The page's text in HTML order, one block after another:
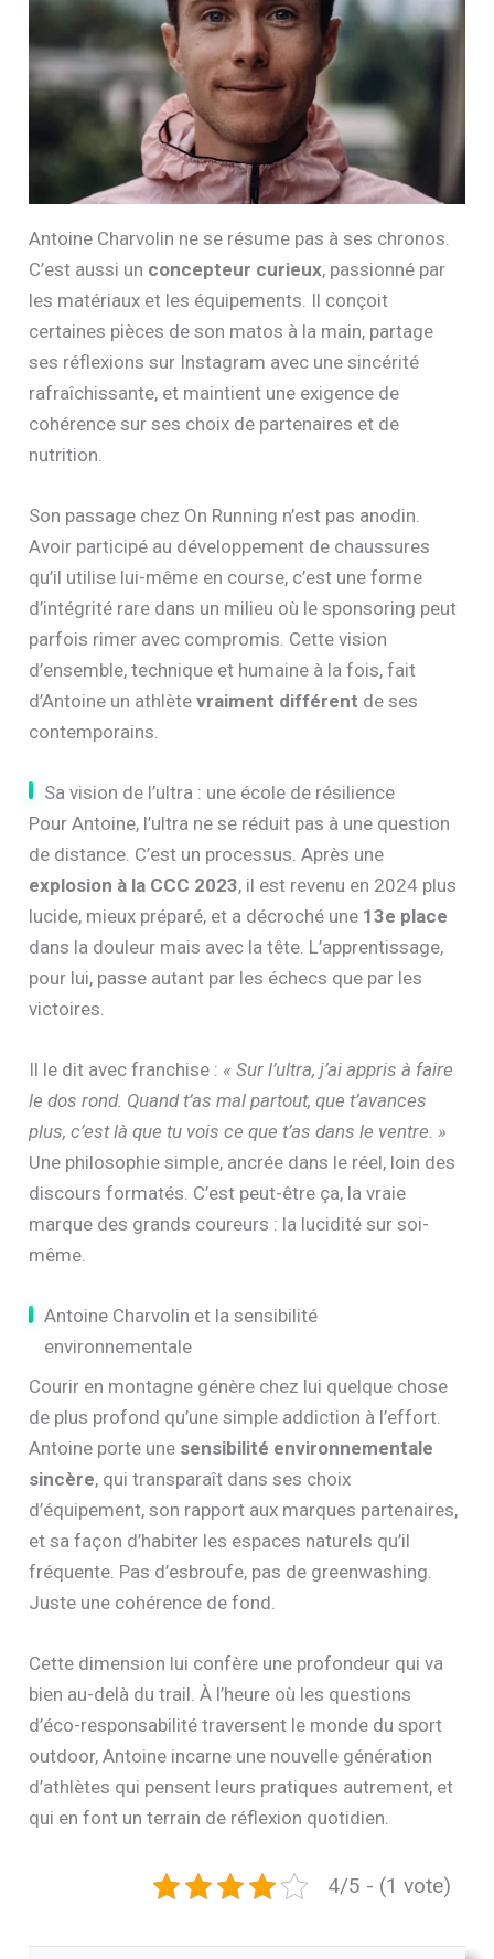
Antoine Charvolin ne se résume pas à ses chronos.
C’est aussi un concepteur curieux, passionné par
les matériaux et les équipements. Il conçoit
certaines pièces de son matos à la main, partage
ses réflexions sur Instagram avec une sincérité
rafraîchissante, et maintient une exigence de
cohérence sur ses choix de partenaires et de
nutrition.
Son passage chez On Running n’est pas anodin.
Avoir participé au développement de chaussures
qu’il utilise lui-même en course, c’est une forme
d’intégrité rare dans un milieu où le sponsoring peut
parfois rimer avec compromis. Cette vision
d’ensemble, technique et humaine à la fois, fait
d’Antoine un athlètevraiment différent de ses
contemporains.
Sa vision de l’ultra : une école de résilience
Pour Antoine, l’ultra ne se réduit pas à une question
de distance. C’est un processus. Après une
explosion à la CCC 2023, il est revenu en 2024 plus
lucide, mieux préparé, et a décroché une 13e place
dans la douleur mais avec la tête. L’apprentissage,
pour lui, passe autant par les échecs que par les
victoires.
Il le dit avec franchise : « Sur l’ultra, j’ai appris à faire
le dos rond. Quand t’as mal partout, que t’avances
plus, c’est là que tu vois ce que t’as dans le ventre. »
Une philosophie simple, ancrée dans le réel, loin des
discours formatés. C’est peut-être ça, la vraie
marque des grands coureurs : la lucidité sur soi-
même.
Antoine Charvolin et la sensibilité
environnementale
Courir en montagne génère chez lui quelque chose
de plus profond qu’une simple addiction à l’effort.
Antoine porte une sensibilité environnementale
sincère, qui transparaît dans ses choix
d’équipement, son rapport aux marques partenaires,
et sa façon d’habiter les espaces naturels qu’il
fréquente. Pas d’esbroufe, pas de greenwashing.
Juste une cohérence de fond.
Cette dimension lui confère une profondeur qui va
bien au-delà du trail. À l’heure où les questions
d’éco-responsabilité traversent le monde du sport
outdoor, Antoine incarne une nouvelle génération
d’athlètes qui pensent leurs pratiques autrement, et
qui en font un terrain de réflexion quotidien.
4/5 - (1 vote)